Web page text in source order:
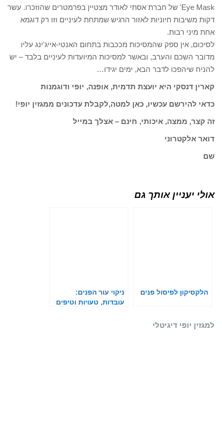
Eye Mask' של חברת אסתי לאודר מצטיין בפרמטרים שהוזכרו. עשר
דקות משיבות חיוניות לאזור הרגיש שמתחת לעיניים וזו רק דוגמא
אחת מיני רבות.
לסיכום, אין ספק שהמסיכות מככבות בתחום האנטי-אייג'ינג עליו
מדובר השכם והערב, ובאשר למסיכות המיועדות לעיניים בלבד – יש
להניח שיהפכו לדבר הבא, ימים יגידו…
קארין דנסקי היא יועצת תדמית, אופנה, יופי ודוגמנות
כדאי להירשם עכשיו, כאן למטה,לקבלת עדכונים ממגזין יופי!
זה קצר, ממצה, איכותי, חינם – אצלך במייל
דואר אלקטרוני
שם
אולי יעניין אותך גם
הלקסיקון לפיסול פנים
ניקוי עור הפנים:
עובדות, טעויות וטיפים
למגזין יופי דיגיטלי